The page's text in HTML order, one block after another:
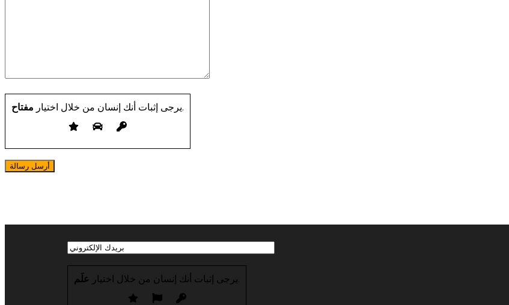
يرجى إثبات أنك إنسان من خلال اختيارمفتاح .
يرجى إثبات أنك إنسان من خلال اختيار علَم .